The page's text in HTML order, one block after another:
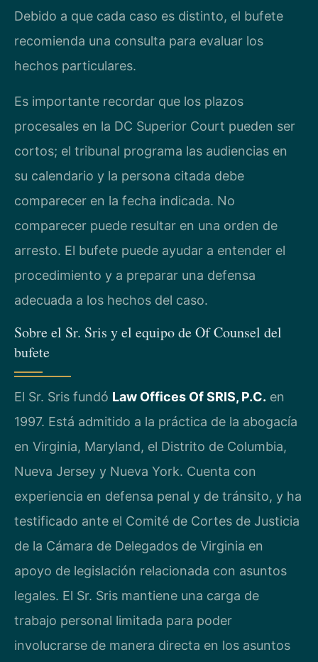
Debido a que cada caso es distinto, el bufete
recomienda una consulta para evaluar los
hechos particulares.
Es importante recordar que los plazos
procesales en la DC Superior Court pueden ser
cortos; el tribunal programa las audiencias en
su calendario y la persona citada debe
comparecer en la fecha indicada. No
comparecer puede resultar en una orden de
arresto. El bufete puede ayudar a entender el
procedimiento y a preparar una defensa
adecuada a los hechos del caso.
Sobre el Sr. Sris y el equipo de Of Counsel del
bufete
El Sr. Sris fundó Law Offices Of SRIS, P.C. en
1997. Está admitido a la práctica de la abogacía
en Virginia, Maryland, el Distrito de Columbia,
Nueva Jersey y Nueva York. Cuenta con
experiencia en defensa penal y de tránsito, y ha
testificado ante el Comité de Cortes de Justicia
de la Cámara de Delegados de Virginia en
apoyo de legislación relacionada con asuntos
legales. El Sr. Sris mantiene una carga de
trabajo personal limitada para poder
involucrarse de manera directa en los asuntos